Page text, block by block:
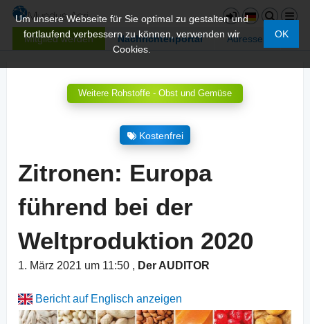
Mitglied werden Nachrichtenportal Adressen
Um unsere Webseite für Sie optimal zu gestalten und
fortlaufend verbessern zu können, verwenden wir
Cookies.
OK
Weitere Rohstoffe - Obst und Gemüse
Kostenfrei
Zitronen: Europa
führend bei der
Weltproduktion 2020
1. März 2021 um 11:50 , Der AUDITOR
Bericht auf Englisch anzeigen